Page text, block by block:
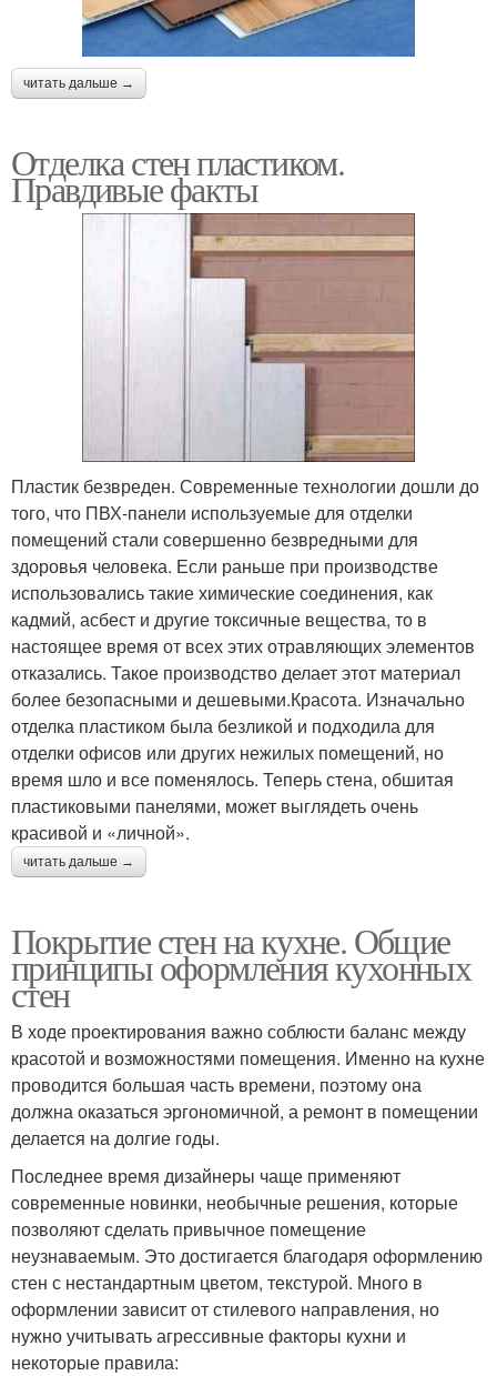
читать дальше →
Отделка стен пластиком.
Правдивые факты
Пластик безвреден. Современные технологии дошли до
того, что ПВХ-панели используемые для отделки
помещений стали совершенно безвредными для
здоровья человека. Если раньше при производстве
использовались такие химические соединения, как
кадмий, асбест и другие токсичные вещества, то в
настоящее время от всех этих отравляющих элементов
отказались. Такое производство делает этот материал
более безопасными и дешевыми.Красота. Изначально
отделка пластиком была безликой и подходила для
отделки офисов или других нежилых помещений, но
время шло и все поменялось. Теперь стена, обшитая
пластиковыми панелями, может выглядеть очень
красивой и «личной».
читать дальше →
Покрытие стен на кухне. Общие
принципы оформления кухонных
стен
В ходе проектирования важно соблюсти баланс между
красотой и возможностями помещения. Именно на кухне
проводится большая часть времени, поэтому она
должна оказаться эргономичной, а ремонт в помещении
делается на долгие годы.
Последнее время дизайнеры чаще применяют
современные новинки, необычные решения, которые
позволяют сделать привычное помещение
неузнаваемым. Это достигается благодаря оформлению
стен с нестандартным цветом, текстурой. Много в
оформлении зависит от стилевого направления, но
нужно учитывать агрессивные факторы кухни и
некоторые правила: